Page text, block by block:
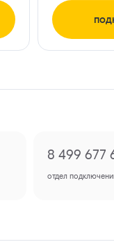
8 499 677
отдел